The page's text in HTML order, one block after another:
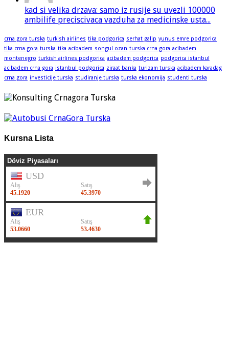
kad si velika drzava: samo iz rusije su uvezli 100000
ambilife preciscivaca vazduha za medicinske usta...
crna gora turska turkish airlines tika podgorica serhat galip yunus emre podgorica
tika crna gora turska tika acibadem songul ozan turska crna gora acibadem
montenegro turkish airlines podgorica acibadem podgorica podgorica istanbul
acibadem crna gora istanbul podgorica ziraat banka turizam turska acibadem karadag
crna gora investicije turska studiranje turska turska ekonomija studenti turska
Kursna Lista